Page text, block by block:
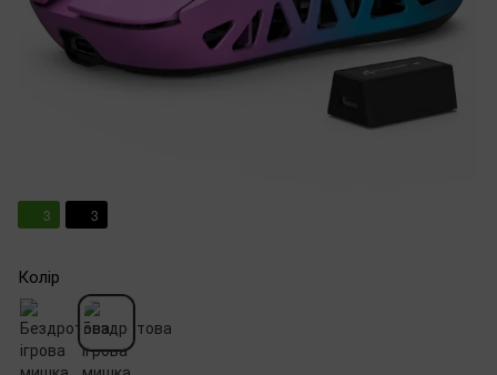
3 3
Колір